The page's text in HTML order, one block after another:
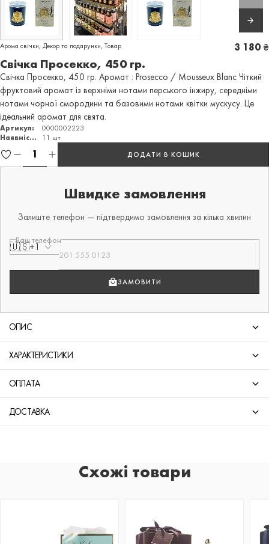
Арома свічки, Декор та подарунки, Товар
Свічка Просекко, 450 гр.
3 180 ₴
Свічка Просекко, 450 гр. Аромат : Prosecco / Mousseux Blanc Чіткий
фруктовий аромат із верхніми нотами перського інжиру, середніми
нотами чорної смородини та базовими нотами квітки мускусу. Це
ідеальний аромат для свята.
Артикул:
0000002223
Наявність:
11 шт
ДОДАТИ В КОШИК
Швидке замовлення
Залиште телефон — підтвердимо замовлення за кілька хвилин
Ваш телефон
🇺🇸+1
ЗАМОВИТИ
ОПИС
ХАРАКТЕРИСТИКИ
ОПЛАТА
ДОСТАВКА
Схожі товари